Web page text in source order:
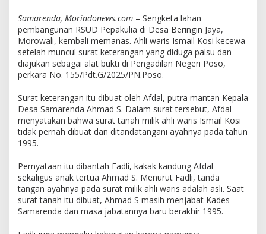
Samarenda, Morindonews.com – Sengketa lahan
pembangunan RSUD Pepakulia di Desa Beringin Jaya,
Morowali, kembali memanas. Ahli waris Ismail Kosi kecewa
setelah muncul surat keterangan yang diduga palsu dan
diajukan sebagai alat bukti di Pengadilan Negeri Poso,
perkara No. 155/Pdt.G/2025/PN.Poso.
Surat keterangan itu dibuat oleh Afdal, putra mantan Kepala
Desa Samarenda Ahmad S. Dalam surat tersebut, Afdal
menyatakan bahwa surat tanah milik ahli waris Ismail Kosi
tidak pernah dibuat dan ditandatangani ayahnya pada tahun
1995.
Pernyataan itu dibantah Fadli, kakak kandung Afdal
sekaligus anak tertua Ahmad S. Menurut Fadli, tanda
tangan ayahnya pada surat milik ahli waris adalah asli. Saat
surat tanah itu dibuat, Ahmad S masih menjabat Kades
Samarenda dan masa jabatannya baru berakhir 1995.